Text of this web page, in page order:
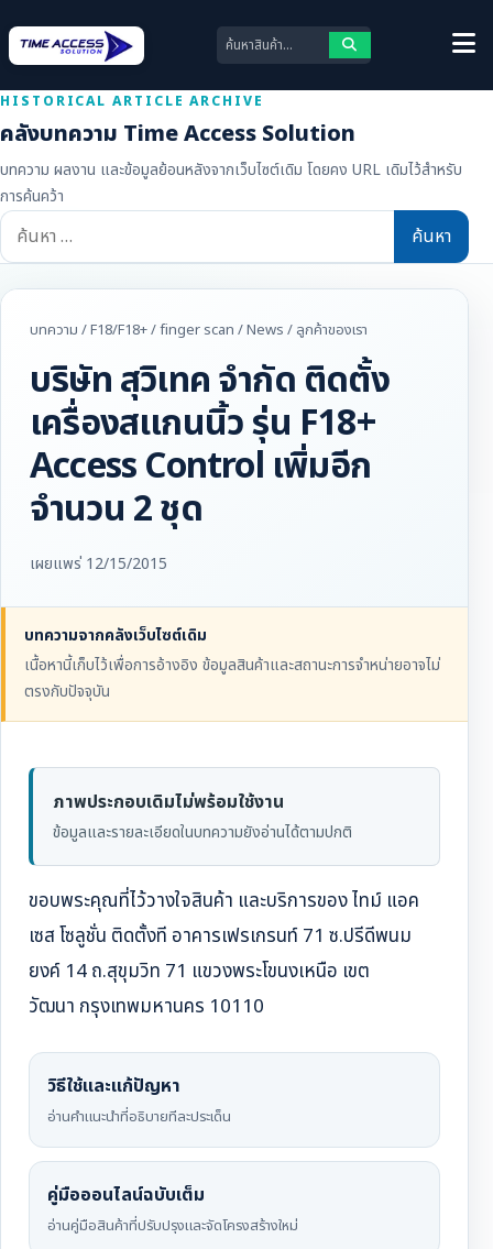
HISTORICAL ARTICLE ARCHIVE
คลังบทความ Time Access Solution
บทความ ผลงาน และข้อมูลย้อนหลังจากเว็บไซต์เดิม โดยคง URL เดิมไว้สำหรับ
การค้นคว้า
ค้นหา
สำหรับ:
บทความ /F18/F18+/finger scan /News / ลูกค้าของเรา
บริษัท สุวิเทค จำกัด ติดตั้ง
เครื่องสแกนนิ้ว รุ่น F18+
Access Control เพิ่มอีก
จำนวน 2 ชุด
เผยแพร่ 12/15/2015
บทความจากคลังเว็บไซต์เดิม
เนื้อหานี้เก็บไว้เพื่อการอ้างอิง ข้อมูลสินค้าและสถานะการจำหน่ายอาจไม่
ตรงกับปัจจุบัน
ภาพประกอบเดิมไม่พร้อมใช้งาน
ข้อมูลและรายละเอียดในบทความยังอ่านได้ตามปกติ
ขอบพระคุณที่ไว้วางใจสินค้า และบริการของ ไทม์ แอค
เซส โซลูชั่น ติดตั้งที อาคารเฟรเกรนท์ 71 ซ.ปรีดีพนม
ยงค์ 14 ถ.สุขุมวิท 71 แขวงพระโขนงเหนือ เขต
วัฒนา กรุงเทพมหานคร 10110
วิธีใช้และแก้ปัญหา
อ่านคำแนะนำที่อธิบายทีละประเด็น
คู่มือออนไลน์ฉบับเต็ม
อ่านคู่มือสินค้าที่ปรับปรุงและจัดโครงสร้างใหม่